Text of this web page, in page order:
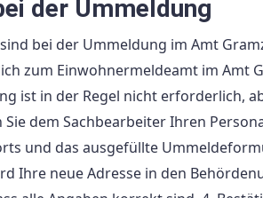
der Ummeldung
bei der Ummeldung im Amt
zum Einwohnermeldeamt im
ist in der Regel nicht erforderlich,
Sie dem Sachbearbeiter Ihren
und das ausgefüllte
Ihre neue Adresse in den